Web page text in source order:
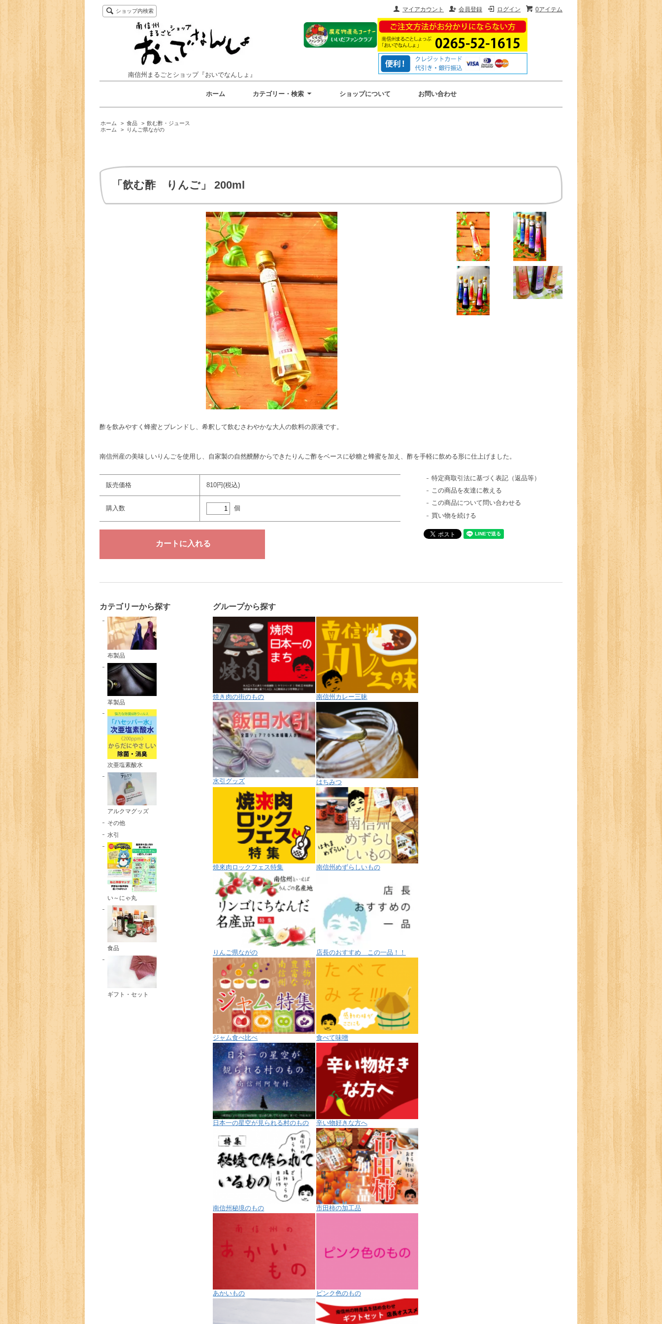
0アイテム
ログイン
会員登録
マイアカウント
ショップ内検索
南信州まるごとショップ『おいでなんしょ』
ホーム カテゴリー・検索 ショップについて お問い合わせ
ホーム > 食品 > 飲む酢・ジュース
ホーム
> りんご県ながの
「飲む酢 りんご」 200ml
酢を飲みやすく蜂蜜とブレンドし、希釈して飲むさわやかな大人の飲料の原液です。
南信州産の美味しいりんごを使用し、自家製の自然醗酵からできたりんご酢をベースに砂糖と蜂蜜を加え、酢を手軽に飲める形に仕上げました。
販売価格 810円(税込)
購入数 個
特定商取引法に基づく表記（返品等）
この商品を友達に教える
この商品について問い合わせる
買い物を続ける
カテゴリーから探す
布製品
革製品
次亜塩素酸水
アルクマグッズ
その他
水引
い～にゃ丸
食品
ギフト・セット
グループから探す
焼き肉の街のもの 南信州カレー三昧
水引グッズ はちみつ
焼來肉ロックフェス特集 南信州めずらしいもの
りんご県ながの 店長のおすすめ この一品！！
ジャム食べ比べ 食べて味噌
日本一の星空が見られる村のもの 辛い物好きな方へ
南信州秘境のもの 市田柿の加工品
あかいもの ピンク色のもの